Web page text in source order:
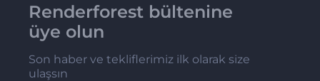
Renderforest bültenine
üye olun
Son haber ve tekliflerimiz ilk olarak size
ulaşsın